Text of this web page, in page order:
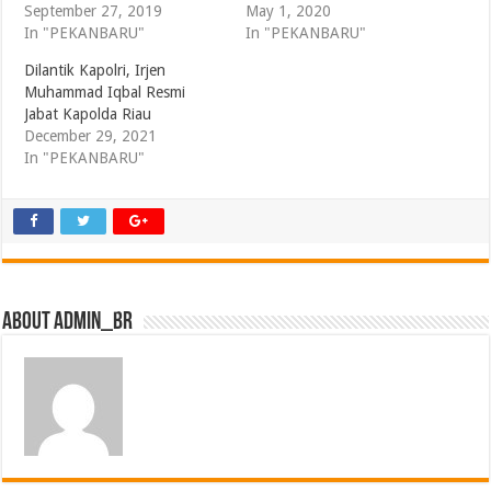
September 27, 2019
In "PEKANBARU"
May 1, 2020
In "PEKANBARU"
Dilantik Kapolri, Irjen
Muhammad Iqbal Resmi
Jabat Kapolda Riau
December 29, 2021
In "PEKANBARU"
About admin_br